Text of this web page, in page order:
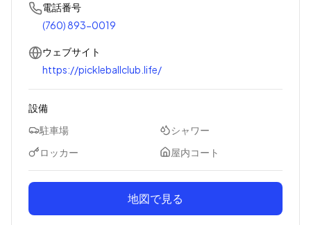
電話番号
(760) 893-0019
ウェブサイト
https://pickleballclub.life/
設備
駐車場
シャワー
ロッカー
屋内コート
地図で見る